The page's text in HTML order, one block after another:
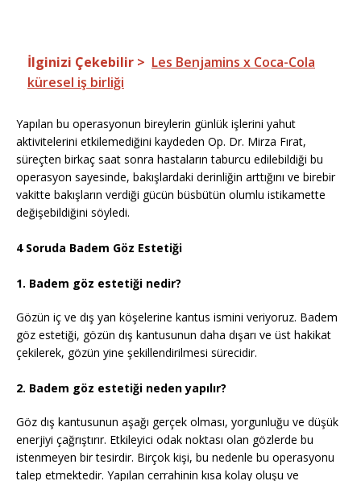
İlginizi Çekebilir > Les Benjamins x Coca-Cola
küresel iş birliği
Yapılan bu operasyonun bireylerin günlük işlerini yahut
aktivitelerini etkilemediğini kaydeden Op. Dr. Mirza Fırat,
süreçten birkaç saat sonra hastaların taburcu edilebildiği bu
operasyon sayesinde, bakışlardaki derinliğin arttığını ve birebir
vakitte bakışların verdiği gücün büsbütün olumlu istikamette
değişebildiğini söyledi.
4 Soruda Badem Göz Estetiği
1. Badem göz estetiği nedir?
Gözün iç ve dış yan köşelerine kantus ismini veriyoruz. Badem
göz estetiği, gözün dış kantusunun daha dışarı ve üst hakikat
çekilerek, gözün yine şekillendirilmesi sürecidir.
2. Badem göz estetiği neden yapılır?
Göz dış kantusunun aşağı gerçek olması, yorgunluğu ve düşük
enerjiyi çağrıştırır. Etkileyici odak noktası olan gözlerde bu
istenmeyen bir tesirdir. Birçok kişi, bu nedenle bu operasyonu
talep etmektedir. Yapılan cerrahinin kısa kolay oluşu ve